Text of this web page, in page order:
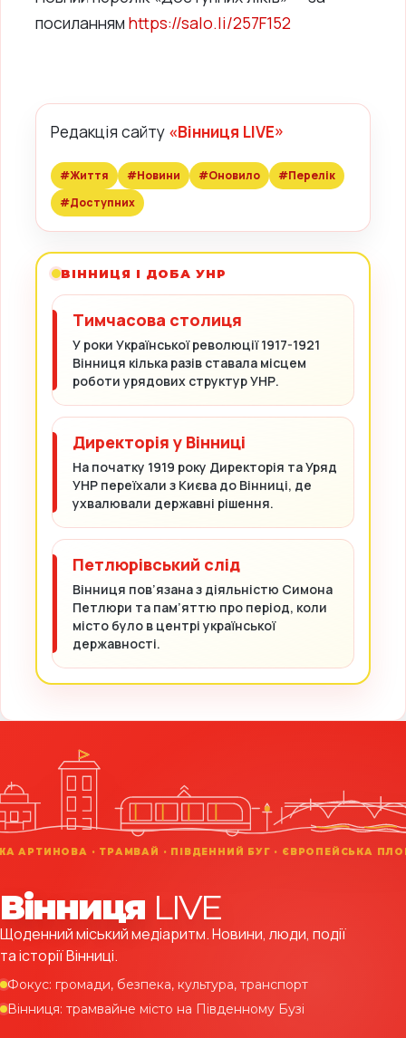
посиланням https://salo.li/257F152
Редакція сайту «Вінниця LIVE»
#Життя #Новини #Оновило
#Перелік
#Доступних
ВІННИЦЯ І ДОБА УНР
Тимчасова столиця
У роки Української революції 1917-1921
Вінниця кілька разів ставала місцем
роботи урядових структур УНР.
Директорія у Вінниці
На початку 1919 року Директорія та Уряд
УНР переїхали з Києва до Вінниці, де
ухвалювали державні рішення.
Петлюрівський слід
Вінниця пов’язана з діяльністю Симона
Петлюри та пам’яттю про період, коли
місто було в центрі української
державності.
Вінниця LIVE
Щоденний міський медіаритм. Новини, люди, події
та історії Вінниці.
Фокус: громади, безпека, культура, транспорт
Вінниця: трамвайне місто на Південному Бузі